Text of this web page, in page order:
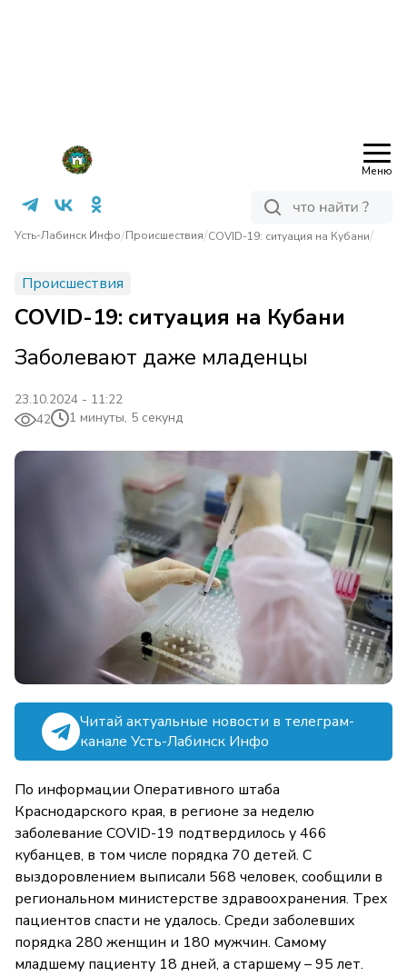
Меню
Усть-Лабинск Инфо/Происшествия/COVID-19: ситуация на Кубани/
Происшествия
COVID-19: ситуация на Кубани
Заболевают даже младенцы
23.10.2024 - 11:22
42
1 минуты, 5 секунд
Читай актуальные новости в телеграм-
канале Усть-Лабинск Инфо
По информации Оперативного штаба
Краснодарского края, в регионе за неделю
заболевание COVID-19 подтвердилось у 466
кубанцев, в том числе порядка 70 детей. С
выздоровлением выписали 568 человек, сообщили в
региональном министерстве здравоохранения. Трех
пациентов спасти не удалось. Среди заболевших
порядка 280 женщин и 180 мужчин. Самому
младшему пациенту 18 дней, а старшему – 95 лет.